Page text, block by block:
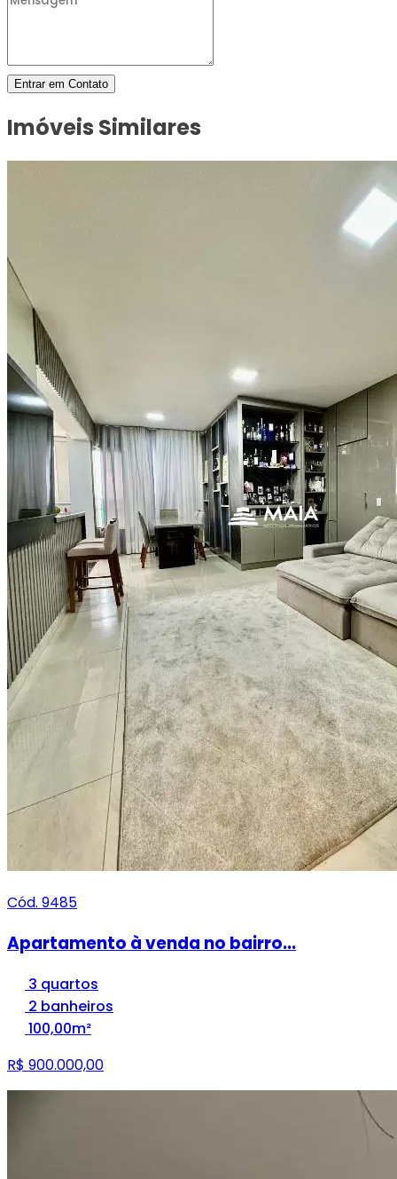
Entrar em Contato
Imóveis Similares
Cód. 9485
Apartamento à venda no bairro...
3 quartos
2 banheiros
100,00m²
R$ 900.000,00